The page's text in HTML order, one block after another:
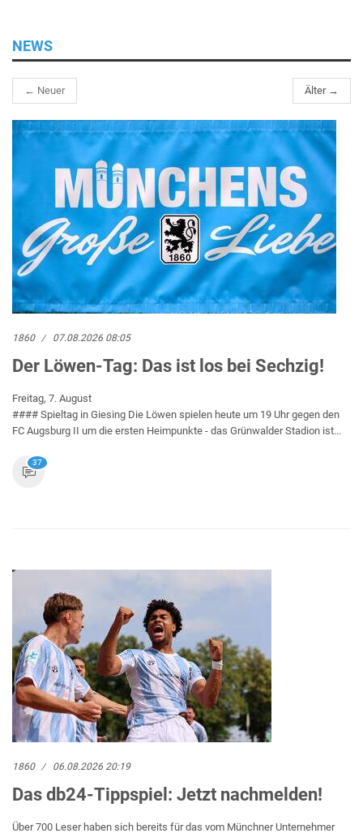
NEWS
← Neuer Älter →
1860 07.08.2026 08:05
Der Löwen-Tag: Das ist los bei Sechzig!
Freitag, 7. August
#### Spieltag in Giesing Die Löwen spielen heute um 19 Uhr gegen den
FC Augsburg II um die ersten Heimpunkte - das Grünwalder Stadion ist...
37
1860 06.08.2026 20:19
Das db24-Tippspiel: Jetzt nachmelden!
Über 700 Leser haben sich bereits für das vom Münchner Unternehmer